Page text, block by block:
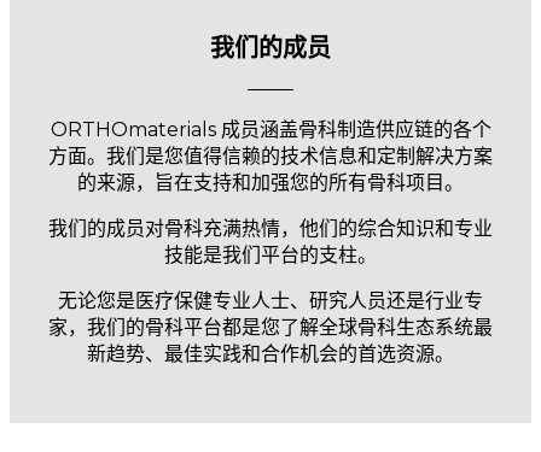
我们的成员
ORTHOmaterials 成员涵盖骨科制造供应链的各个
方面。我们是您值得信赖的技术信息和定制解决方案
的来源，旨在支持和加强您的所有骨科项目。
我们的成员对骨科充满热情，他们的综合知识和专业
技能是我们平台的支柱。
无论您是医疗保健专业人士、研究人员还是行业专
家，我们的骨科平台都是您了解全球骨科生态系统最
新趋势、最佳实践和合作机会的首选资源。